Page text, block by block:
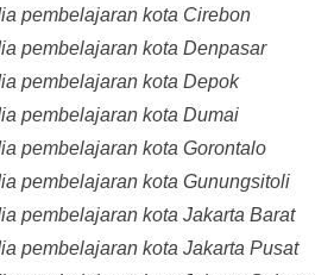
pembelajaran kota Cirebon
pembelajaran kota Denpasar
pembelajaran kota Depok
pembelajaran kota Dumai
pembelajaran kota Gorontalo
pembelajaran kota Gunungsitoli
pembelajaran kota Jakarta Barat
pembelajaran kota Jakarta Pusat